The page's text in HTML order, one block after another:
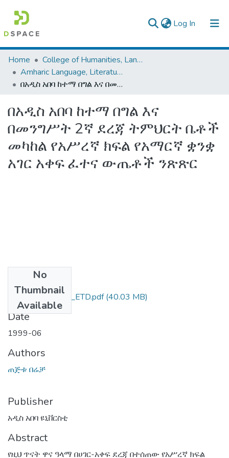
Log In (current)
Colleges, Institutes & Collections
Browse AAU-ETD
Home
College of Humanities, Language Studies, Journalism & Communication
Amharic Language, Literature and Folklore
በአዲስ አበባ ከተማ በግል እና በመንግሥት 2ኛ ደረጃ ትምህርት ቤቶች መካከል የአሥረኛ ክፍል የአማርኛ ቋንቋ አገር አቀፍ ፈተና ውጤቶች ንጽጽር
በአዲስ አበባ ከተማ በግል እና
በመንግሥት 2ኛ ደረጃ ትምህርት ቤቶች
መካከል የአሥረኛ ክፍል የአማርኛ ቋንቋ
አገር አቀፍ ፈተና ውጤቶች ንጽጽር
No
Thumbnail
Available
ጠጂቱ_በሬቻ_1999_ETD.pdf(40.03 MB)
Date
1999-06
Authors
ጠጅቱ በሬቻ
Publisher
አዲስ አበባ ዩኒቨርስቲ
Abstract
የዚህ ጥናት ዋና ዓላማ በሀገር-አቀፍ ደረጃ በተሰጠው የአሥረኛ ክፍል